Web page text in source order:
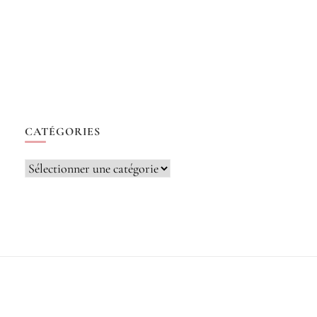
CATÉGORIES
Catégories